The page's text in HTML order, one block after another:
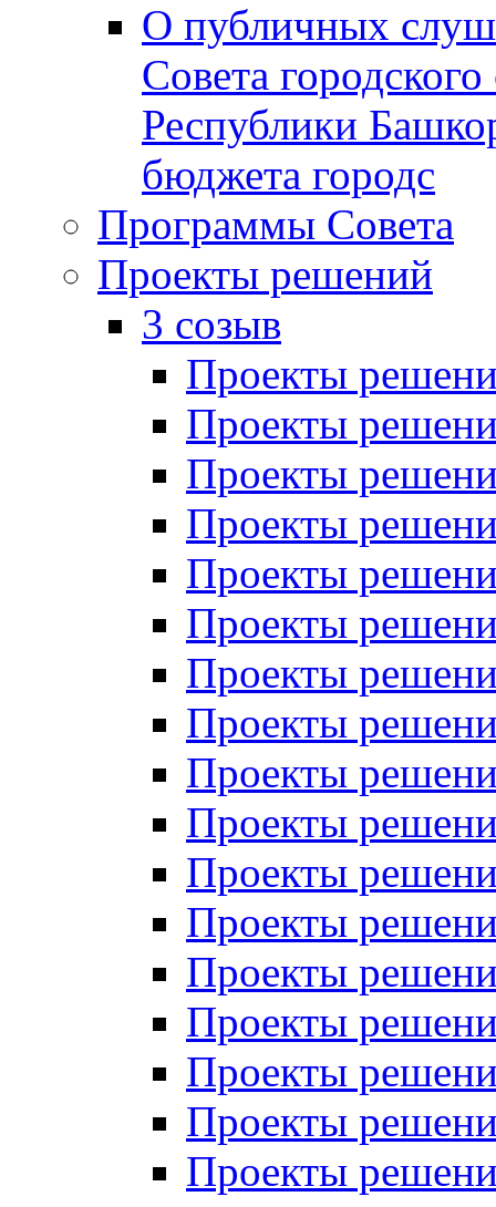
О публичных
Совета
Республики
бюджета городс
Программы Совета
Проекты решений
3 созыв
Проекты
Проекты
Проекты
Проекты
Проекты
Проекты
Проекты
Проекты
Проекты
Проекты
Проекты
Проекты
Проекты
Проекты
Проекты
Проекты
Проекты